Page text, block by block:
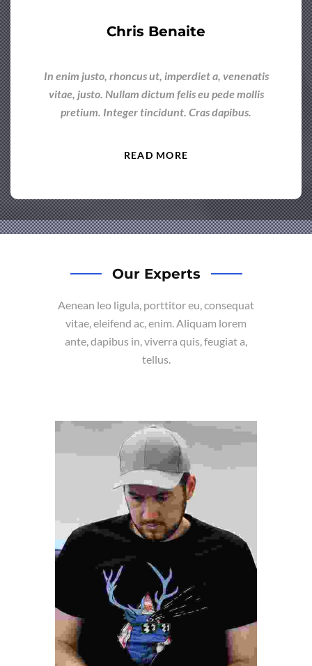
Chris Benaite
In enim justo, rhoncus ut, imperdiet a, venenatis
vitae, justo. Nullam dictum felis eu pede mollis
pretium. Integer tincidunt. Cras dapibus.
READ MORE
Our Experts
Aenean leo ligula, porttitor eu, consequat
vitae, eleifend ac, enim. Aliquam lorem
ante, dapibus in, viverra quis, feugiat a,
tellus.